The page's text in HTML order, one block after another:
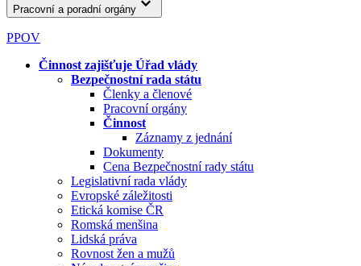
Pracovní a poradní orgány
PPOV
Činnost zajišťuje Úřad vlády
Bezpečnostní rada státu
Členky a členové
Pracovní orgány
Činnost
Záznamy z jednání
Dokumenty
Cena Bezpečnostní rady státu
Legislativní rada vlády
Evropské záležitosti
Etická komise ČR
Romská menšina
Lidská práva
Rovnost žen a mužů